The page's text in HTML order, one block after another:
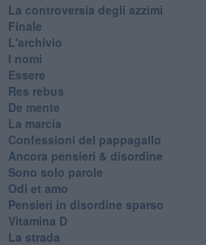
La controversia degli azzimi
Finale
L'archivio
I nomi
Essere
Res rebus
De mente
La marcia
Confessioni del pappagallo
Ancora pensieri & disordine
Sono solo parole
Odi et amo
Pensieri in disordine sparso
Vitamina D
La strada